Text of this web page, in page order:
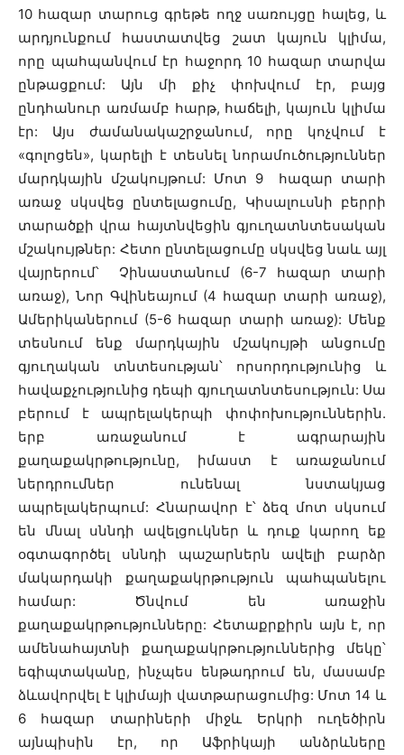
10 հազար տարուց գրեթե ողջ սառույցը հալեց, և
արդյունքում հաստատվեց շատ կայուն կլիմա,
որը պահպանվում էր հաջորդ 10 հազար տարվա
ընթացքում: Այն մի քիչ փոխվում էր, բայց
ընդհանուր առմամբ հարթ, հաճելի, կայուն կլիմա
էր: Այս ժամանակաշրջանում, որը կոչվում է
«գոլոցեն», կարելի է տեսնել նորամուծություններ
մարդկային մշակույթում: Մոտ 9 հազար տարի
առաջ սկսվեց ընտելացումը, Կիսալուսնի բերրի
տարածքի վրա հայտնվեցին գյուղատնտեսական
մշակույթներ: Հետո ընտելացումը սկսվեց նաև այլ
վայրերում՝ Չինաստանում (6-7 հազար տարի
առաջ), Նոր Գվինեայում (4 հազար տարի առաջ),
Ամերիկաներում (5-6 հազար տարի առաջ): Մենք
տեսնում ենք մարդկային մշակույթի անցումը
գյուղական տնտեսության՝ որսորդությունից և
հավաքչությունից դեպի գյուղատնտեսություն: Սա
բերում է ապրելակերպի փոփոխություններին.
երբ առաջանում է ագրարային
քաղաքակրթությունը, իմաստ է առաջանում
ներդրումներ ունենալ նստակյաց
ապրելակերպում: Հնարավոր է՝ ձեզ մոտ սկսում
են մնալ սննդի ավելցուկներ և դուք կարող եք
օգտագործել սննդի պաշարներն ավելի բարձր
մակարդակի քաղաքակրթություն պահպանելու
համար: Ծնվում են առաջին
քաղաքակրթությունները: Հետաքրքիրն այն է, որ
ամենահայտնի քաղաքակրթություններից մեկը՝
եգիպտականը, ինչպես ենթադրում են, մասամբ
ձևավորվել է կլիմայի վատթարացումից: Մոտ 14 և
6 հազար տարիների միջև Երկրի ուղեծիրն
այնպիսին էր, որ Աֆրիկայի անձրևները